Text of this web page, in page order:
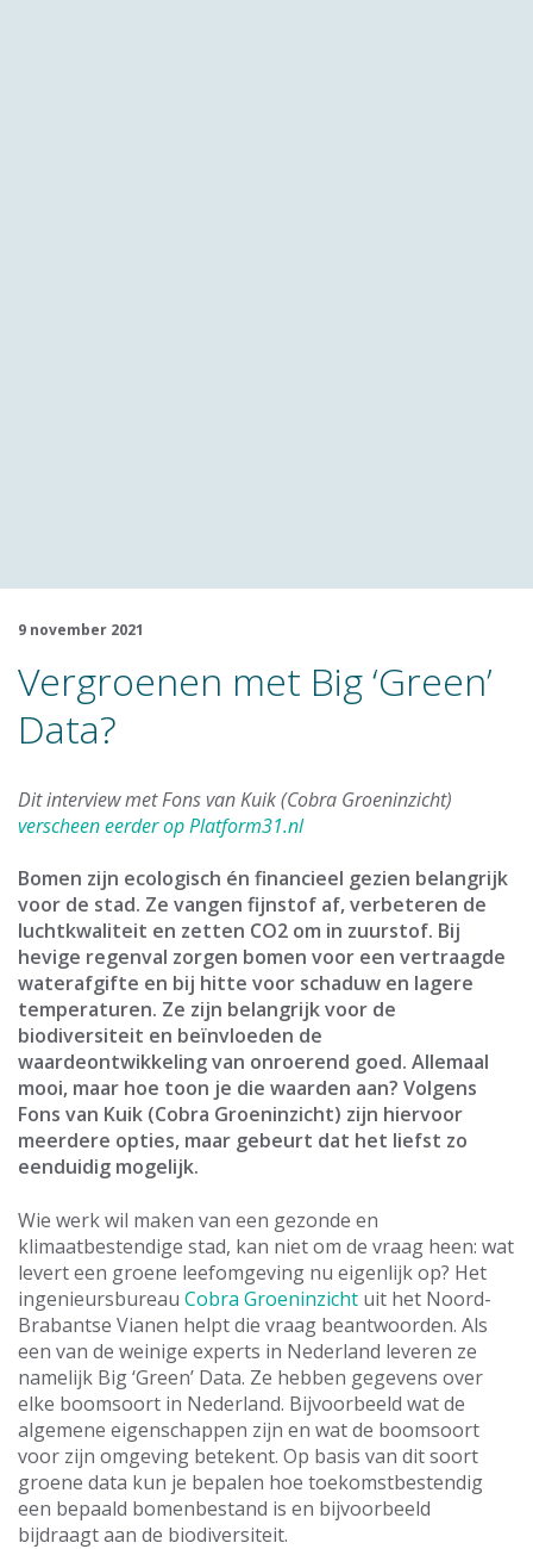
9 november 2021
Vergroenen met Big ‘Green’
Data?
Dit interview met Fons van Kuik (Cobra Groeninzicht)
verscheen eerder op Platform31.nl
Bomen zijn ecologisch én financieel gezien belangrijk
voor de stad. Ze vangen fijnstof af, verbeteren de
luchtkwaliteit en zetten CO2 om in zuurstof. Bij
hevige regenval zorgen bomen voor een vertraagde
waterafgifte en bij hitte voor schaduw en lagere
temperaturen. Ze zijn belangrijk voor de
biodiversiteit en beïnvloeden de
waardeontwikkeling van onroerend goed. Allemaal
mooi, maar hoe toon je die waarden aan? Volgens
Fons van Kuik (Cobra Groeninzicht) zijn hiervoor
meerdere opties, maar gebeurt dat het liefst zo
eenduidig mogelijk.
Wie werk wil maken van een gezonde en
klimaatbestendige stad, kan niet om de vraag heen: wat
levert een groene leefomgeving nu eigenlijk op? Het
ingenieursbureau Cobra Groeninzicht uit het Noord-
Brabantse Vianen helpt die vraag beantwoorden. Als
een van de weinige experts in Nederland leveren ze
namelijk Big ‘Green’ Data. Ze hebben gegevens over
elke boomsoort in Nederland. Bijvoorbeeld wat de
algemene eigenschappen zijn en wat de boomsoort
voor zijn omgeving betekent. Op basis van dit soort
groene data kun je bepalen hoe toekomstbestendig
een bepaald bomenbestand is en bijvoorbeeld
bijdraagt aan de biodiversiteit.